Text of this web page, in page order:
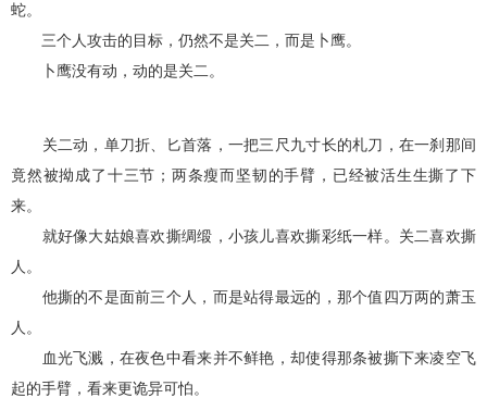
蛇。
三个人攻击的目标，仍然不是关二，而是卜鹰。
卜鹰没有动，动的是关二。
关二动，单刀折、匕首落，一把三尺九寸长的札刀，在一刹那间
竟然被拗成了十三节；两条瘦而坚韧的手臂，已经被活生生撕了下
来。
就好像大姑娘喜欢撕绸缎，小孩儿喜欢撕彩纸一样。关二喜欢撕
人。
他撕的不是面前三个人，而是站得最远的，那个值四万两的萧玉
人。
血光飞溅，在夜色中看来并不鲜艳，却使得那条被撕下来凌空飞
起的手臂，看来更诡异可怕。